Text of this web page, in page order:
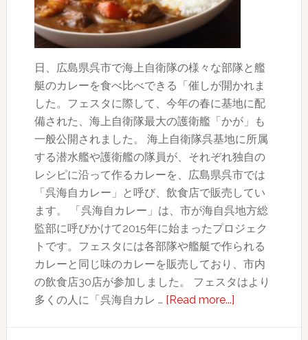
日、広島県呉市で海上自衛隊の様々な部隊と艦
艇のカレーを食べ比べできる「催しが開かれま
した。フェスタに際して、今年の春に基地に配
備された、海上自衛隊最大の護衛艦「かが」も
一般公開されました。 海上自衛隊呉基地に所属
する潜水艦や護衛艦の隊員が、それぞれ独自の
レシピに沿って作るカレーを、広島県呉市では
「呉海自カレー」と呼び、飲食店で販売してい
ます。 「呉海自カレー」は、市が海自呉地方総
監部に呼びかけて2015年に始まったプロジェク
トです。フェスタには各部隊や艦艇で作られる
カレーと同じ味のカレーを販売しており、市内
の飲食店30店が参加しました。 フェスタはより
多くの人に「呉海自カレ … [Read more...]about